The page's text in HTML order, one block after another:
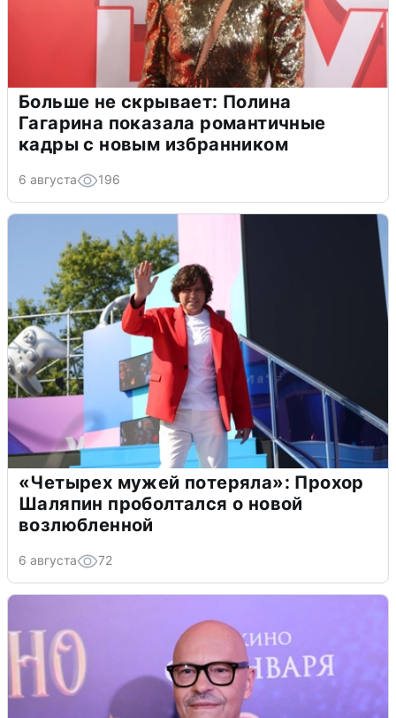
Больше не скрывает: Полина
Гагарина показала романтичные
кадры с новым избранником
6 августа 196
«Четырех мужей потеряла»: Прохор
Шаляпин проболтался о новой
возлюбленной
6 августа 72